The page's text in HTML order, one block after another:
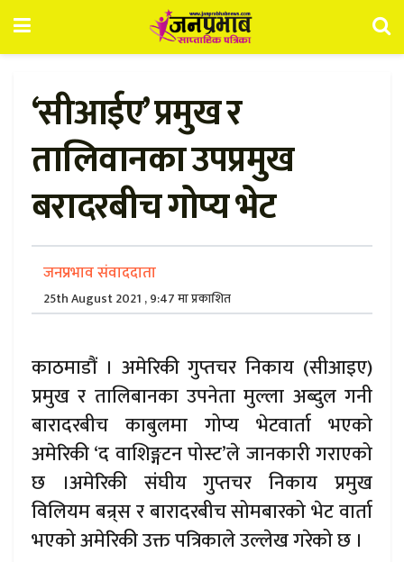
‘सीआईए’ प्रमुख र
तालिवानका उपप्रमुख
बरादरबीच गोप्य भेट
जनप्रभाव संवाददाता
25th August 2021 , 9:47 मा प्रकाशित
काठमाडौं । अमेरिकी गुप्तचर निकाय (सीआइए)
प्रमुख र तालिबानका उपनेता मुल्ला अब्दुल गनी
बारादरबीच काबुलमा गोप्य भेटवार्ता भएको
अमेरिकी ‘द वाशिङ्गटन पोस्ट’ले जानकारी गराएको
छ ।अमेरिकी संघीय गुप्तचर निकाय प्रमुख
विलियम बन्र्स र बारादरबीच सोमबारको भेट वार्ता
भएको अमेरिकी उक्त पत्रिकाले उल्लेख गरेको छ ।